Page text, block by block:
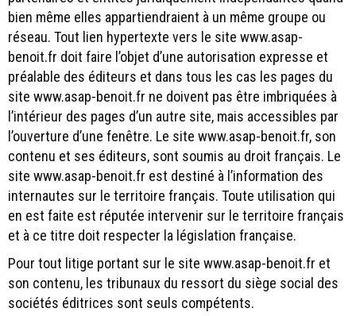
bien même elles appartiendraient à un même groupe ou
réseau. Tout lien hypertexte vers le site www.asap-
benoit.fr doit faire l’objet d’une autorisation expresse et
préalable des éditeurs et dans tous les cas les pages du
site www.asap-benoit.fr ne doivent pas être imbriquées à
l’intérieur des pages d’un autre site, mais accessibles par
l’ouverture d’une fenêtre. Le site www.asap-benoit.fr, son
contenu et ses éditeurs, sont soumis au droit français. Le
site www.asap-benoit.fr est destiné à l’information des
internautes sur le territoire français. Toute utilisation qui
en est faite est réputée intervenir sur le territoire français
et à ce titre doit respecter la législation française.
Pour tout litige portant sur le site www.asap-benoit.fr et
son contenu, les tribunaux du ressort du siège social des
sociétés éditrices sont seuls compétents.